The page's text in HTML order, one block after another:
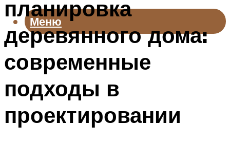
Меню
планировка
деревянного дома:
современные
подходы в
проектировании